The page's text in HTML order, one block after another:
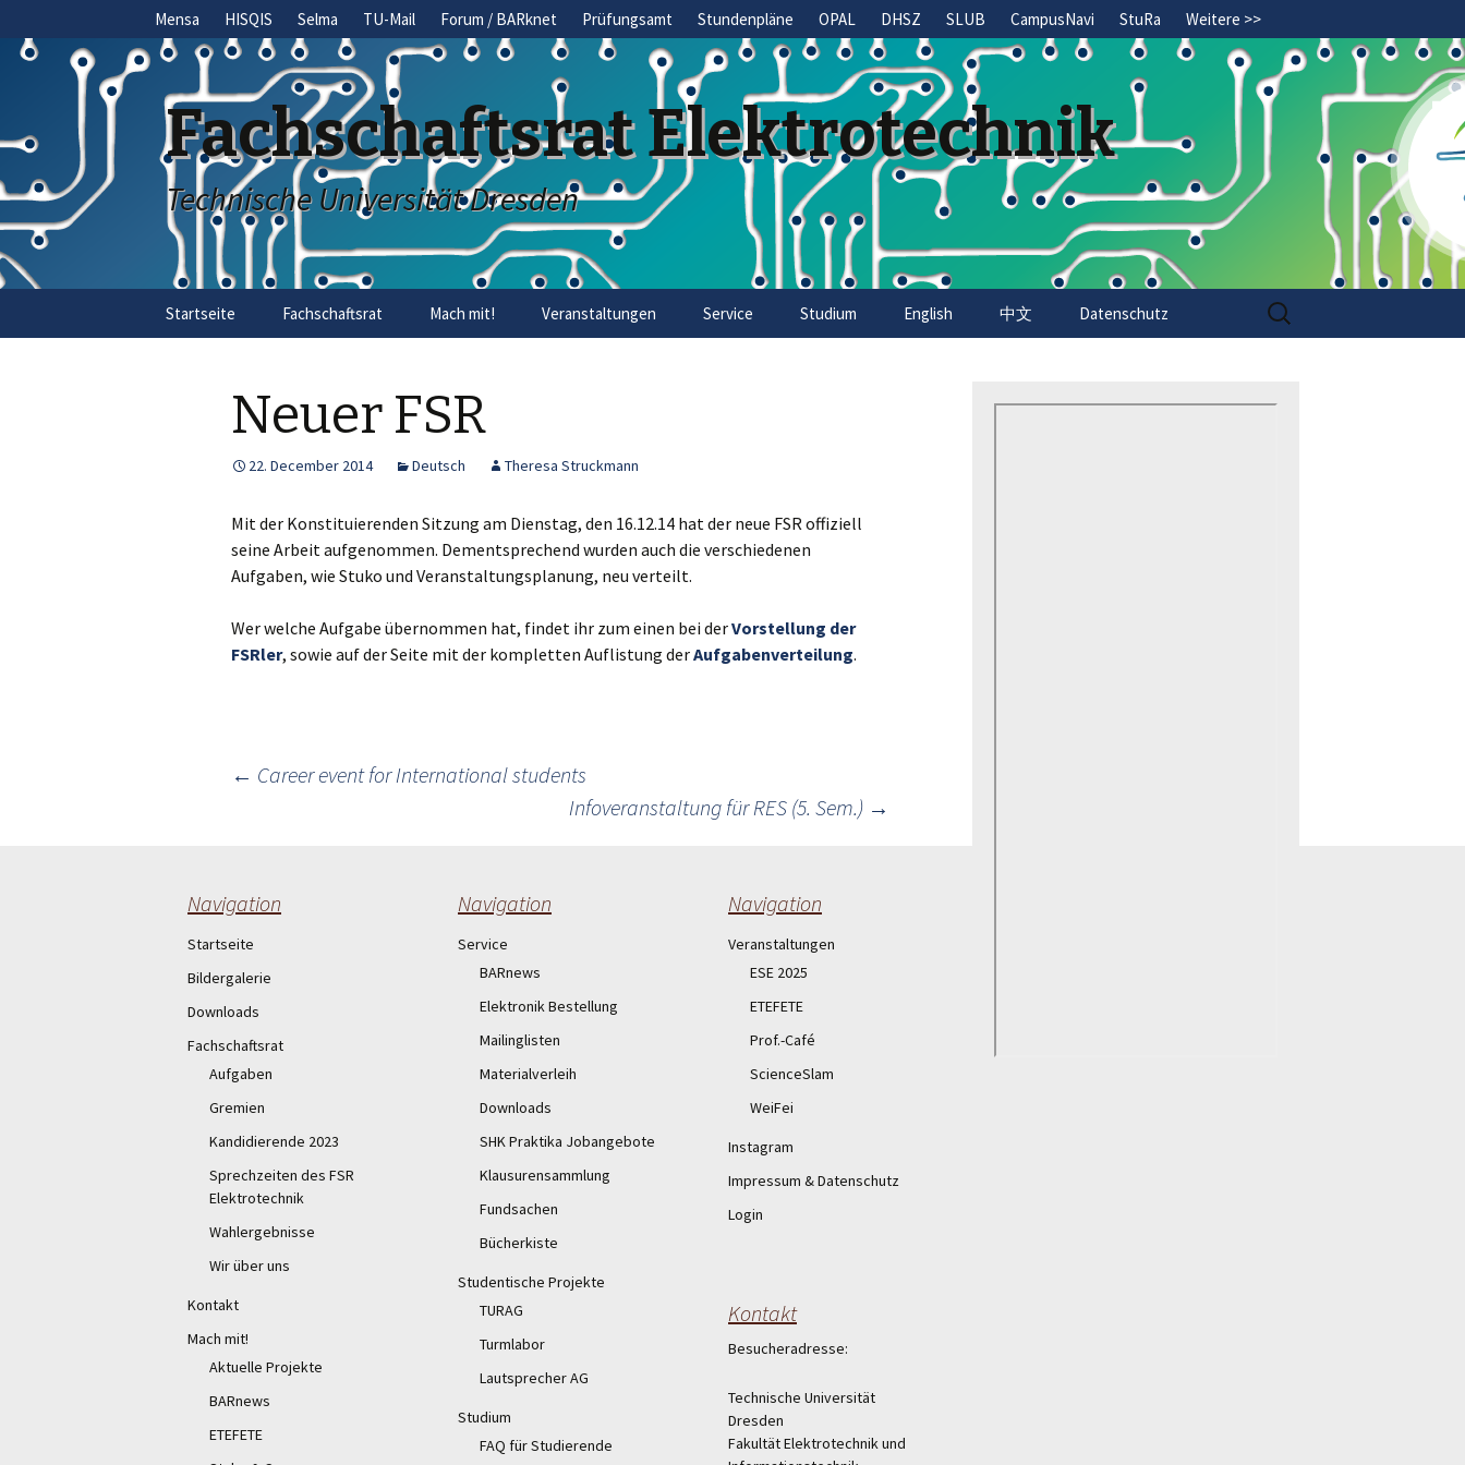
Mensa HISQIS Selma TU-Mail Forum / BARknet Prüfungsamt Stundenpläne OPAL DHSZ SLUB CampusNavi StuRa Weitere >>
Fachschaftsrat Elektrotechnik
Technische Universität Dresden
Startseite Fachschaftsrat Mach mit! Veranstaltungen Service Studium English 中文 Datenschutz
Search
for:
Neuer FSR
22. December 2014 Deutsch Theresa Struckmann
Mit der Konstituierenden Sitzung am Dienstag, den 16.12.14 hat der neue FSR offiziell
seine Arbeit aufgenommen. Dementsprechend wurden auch die verschiedenen
Aufgaben, wie Stuko und Veranstaltungsplanung, neu verteilt.
Wer welche Aufgabe übernommen hat, findet ihr zum einen bei derVorstellung der
FSRler, sowie auf der Seite mit der kompletten Auflistung derAufgabenverteilung.
← Career event for International students
Infoveranstaltung für RES (5. Sem.) →
Navigation
Startseite
Bildergalerie
Downloads
Fachschaftsrat
Aufgaben
Gremien
Kandidierende 2023
Sprechzeiten des FSR
Elektrotechnik
Wahlergebnisse
Wir über uns
Kontakt
Mach mit!
Aktuelle Projekte
BARnews
ETEFETE
Navigation
Service
BARnews
Elektronik Bestellung
Mailinglisten
Materialverleih
Downloads
SHK Praktika Jobangebote
Klausurensammlung
Fundsachen
Bücherkiste
Studentische Projekte
TURAG
Turmlabor
Lautsprecher AG
Studium
FAQ für Studierende
Navigation
Veranstaltungen
ESE 2025
ETEFETE
Prof.-Café
ScienceSlam
WeiFei
Instagram
Impressum & Datenschutz
Login
Kontakt
Besucheradresse:
Technische Universität
Dresden
Fakultät Elektrotechnik und